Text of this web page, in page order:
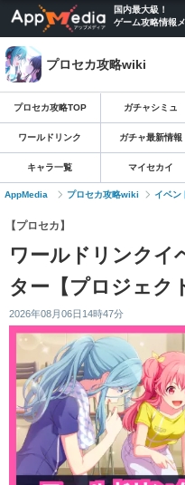
国内最大級！
ゲーム攻略情報
プロセカ攻略wiki
プロセカ攻略TOP ガチャシミュ
ワールドリンク ガチャ最新情報
キャラ一覧 マイセカイ
AppMedia プロセカ攻略wiki イベン
【プロセカ】
ワールドリンクイ
ター【プロジェク
2026年08月06日14時47分